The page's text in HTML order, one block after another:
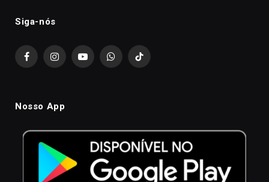
Siga-nós
FacebookInstagramYouTubeWhatsAppTikTok
Nosso App